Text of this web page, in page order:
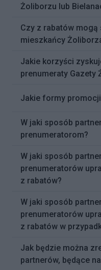
Żoliborzu lub
Czy z rabatów
mieszkańcy
Jakie korzyści
prenumeraty Gazety
Jakie formy
W jaki sposób
prenumeratorom?
W jaki sposób
prenumeratorów
z rabatów?
W jaki sposób
prenumeratorów
z rabatów w
Jak będzie można
partnerów, będące